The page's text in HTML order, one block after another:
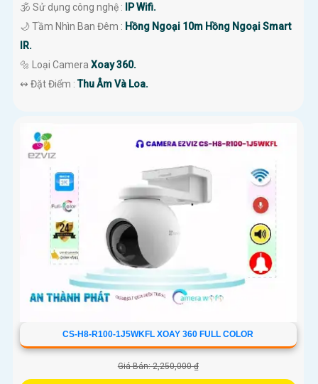
🕉️ Sử dụng công nghệ : IP Wifi.
🌙 Tầm Nhìn Ban Đêm : Hồng Ngoại 10m Hồng Ngoại Smart
IR.
🔩 Loại Camera Xoay 360.
️↭ Đặt Điểm :Thu Âm Và Loa.
CS-H8-R100-1J5WKFL XOAY 360 FULL COLOR
Giá Bán: 2,250,000 ₫